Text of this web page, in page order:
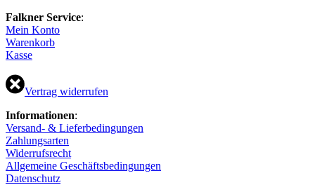
Falkner Service:
Mein Konto
Warenkorb
Kasse
Vertrag widerrufen
Informationen:
Versand- & Lieferbedingungen
Zahlungsarten
Widerrufsrecht
Allgemeine Geschäftsbedingungen
Datenschutz